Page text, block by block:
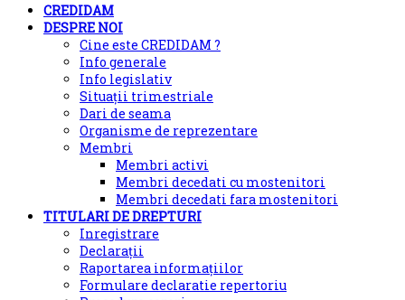
CREDIDAM
DESPRE NOI
Cine este CREDIDAM ?
Info generale
Info legislativ
Situații trimestriale
Dari de seama
Organisme de reprezentare
Membri
Membri activi
Membri decedati cu mostenitori
Membri decedati fara mostenitori
TITULARI DE DREPTURI
Inregistrare
Declarații
Raportarea informațiilor
Formulare declaratie repertoriu